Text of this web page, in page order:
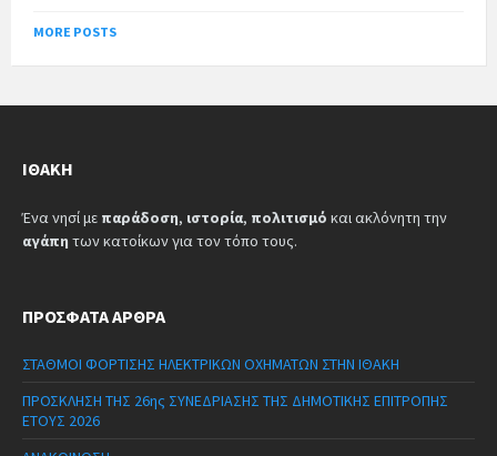
MORE POSTS
ΙΘΆΚΗ
Ένα νησί με παράδοση, ιστορία, πολιτισμό και ακλόνητη την
αγάπη των κατοίκων για τον τόπο τους.
ΠΡΌΣΦΑΤΑ ΆΡΘΡΑ
ΣΤΑΘΜΟΙ ΦΟΡΤΙΣΗΣ ΗΛΕΚΤΡΙΚΩΝ ΟΧΗΜΑΤΩΝ ΣΤΗΝ ΙΘΑΚΗ
ΠΡΟΣΚΛΗΣΗ ΤΗΣ 26ης ΣΥΝΕΔΡΙΑΣΗΣ ΤΗΣ ΔΗΜΟΤΙΚΗΣ ΕΠΙΤΡΟΠΗΣ
ΕΤΟΥΣ 2026